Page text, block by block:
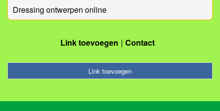
Dressing ontwerpen online
Link toevoegen Contact
Link toevoegen